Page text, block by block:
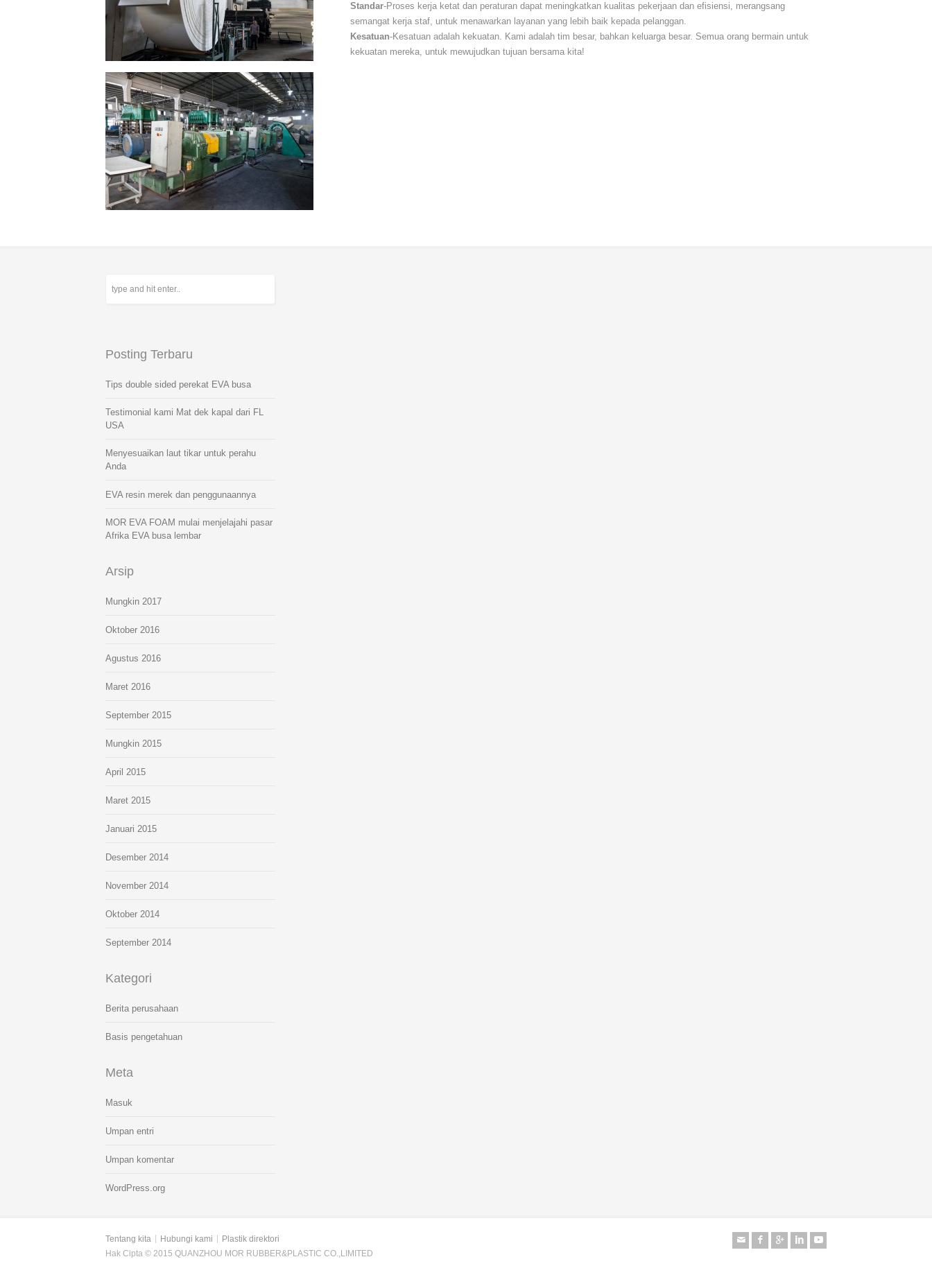
Standar-Proses kerja ketat dan peraturan dapat meningkatkan kualitas pekerjaan dan efisiensi, merangsang
semangat kerja staf, untuk menawarkan layanan yang lebih baik kepada pelanggan.
Kesatuan-Kesatuan adalah kekuatan. Kami adalah tim besar, bahkan keluarga besar. Semua orang bermain untuk
kekuatan mereka, untuk mewujudkan tujuan bersama kita!
Posting Terbaru
Tips double sided perekat EVA busa
Testimonial kami Mat dek kapal dari FL
USA
Menyesuaikan laut tikar untuk perahu
Anda
EVA resin merek dan penggunaannya
MOR EVA FOAM mulai menjelajahi pasar
Afrika EVA busa lembar
Arsip
Mungkin 2017
Oktober 2016
Agustus 2016
Maret 2016
September 2015
Mungkin 2015
April 2015
Maret 2015
Januari 2015
Desember 2014
November 2014
Oktober 2014
September 2014
Kategori
Berita perusahaan
Basis pengetahuan
Meta
Masuk
Umpan entri
Umpan komentar
WordPress.org
Tentang kita Hubungi kami
Plastik direktori
Hak Cipta © 2015 QUANZHOU MOR RUBBER&PLASTIC CO.,LIMITED